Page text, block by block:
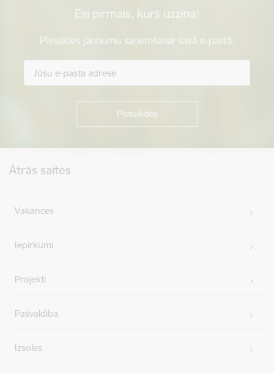
Esi pirmais, kurš uzzina!
Piesakies jaunumu saņemšanai savā e-pastā.
Ātrās saites
Vakances
Iepirkumi
Projekti
Pašvaldība
Izsoles